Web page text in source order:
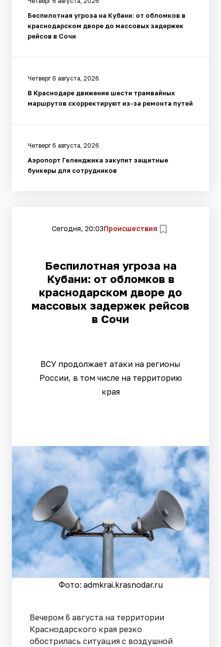
Беспилотная угроза на Кубани: от обломков в
краснодарском дворе до массовых задержек
рейсов в Сочи
Четверг 6 августа, 2026
В Краснодаре движение шести трамвайных
маршрутов скорректируют из-за ремонта путей
Четверг 6 августа, 2026
Аэропорт Геленджика закупит защитные
бункеры для сотрудников
Сегодня, 20:03Происшествия
Беспилотная угроза на
Кубани: от обломков в
краснодарском дворе до
массовых задержек рейсов
в Сочи
ВСУ продолжает атаки на регионы
России, в том числе на территорию
края
Фото: admkrai.krasnodar.ru
Вечером 6 августа на территории
Краснодарского края резко
обострилась ситуация с воздушной